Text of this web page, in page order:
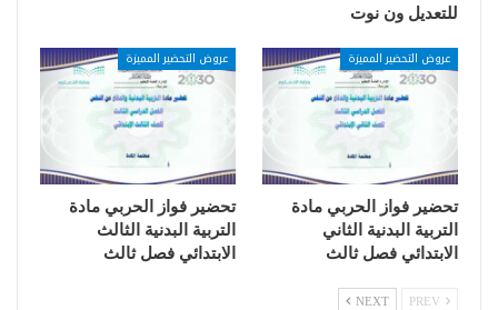
للتعديل ون نوت
عروض التحضير المميزة
تحضير فواز الحربي مادة
التربية البدنية الثاني
الابتدائي فصل ثالث
عروض التحضير المميزة
تحضير فواز الحربي مادة
التربية البدنية الثالث
الابتدائي فصل ثالث
NEXT